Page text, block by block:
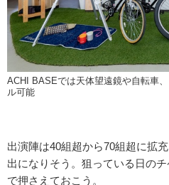
ACHI BASEでは天体望遠鏡や自転車
ル可能
出演陣は40組超から70組超に拡
出になりそう。狙っている日の
で押さえておこう。